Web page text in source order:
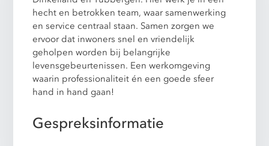
hecht en betrokken team, waar samenwerking
en service centraal staan. Samen zorgen we
ervoor dat inwoners snel en vriendelijk
geholpen worden bij belangrijke
levensgebeurtenissen. Een werkomgeving
waarin professionaliteit én een goede sfeer
hand in hand gaan!
Gespreksinformatie